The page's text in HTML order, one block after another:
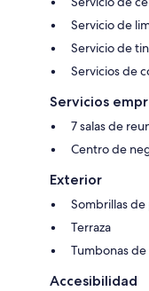
Servicio de
Servicio de
Servicios de
Servicios
7 salas de
Centro de
Exterior
Sombrillas de
Terraza
Tumbonas
Accesibilidad